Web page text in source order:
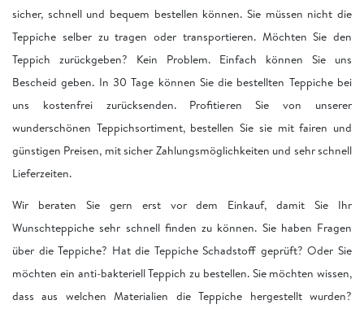
sicher, schnell und bequem bestellen können. Sie müssen nicht die
Teppiche selber zu tragen oder transportieren. Möchten Sie den
Teppich zurückgeben? Kein Problem. Einfach können Sie uns
Bescheid geben. In 30 Tage können Sie die bestellten Teppiche bei
uns kostenfrei zurücksenden. Profitieren Sie von unserer
wunderschönen Teppichsortiment, bestellen Sie sie mit fairen und
günstigen Preisen, mit sicher Zahlungsmöglichkeiten und sehr schnell
Lieferzeiten.
Wir beraten Sie gern erst vor dem Einkauf, damit Sie Ihr
Wunschteppiche sehr schnell finden zu können. Sie haben Fragen
über die Teppiche? Hat die Teppiche Schadstoff geprüft? Oder Sie
möchten ein anti-bakteriell Teppich zu bestellen. Sie möchten wissen,
dass aus welchen Materialien die Teppiche hergestellt wurden?